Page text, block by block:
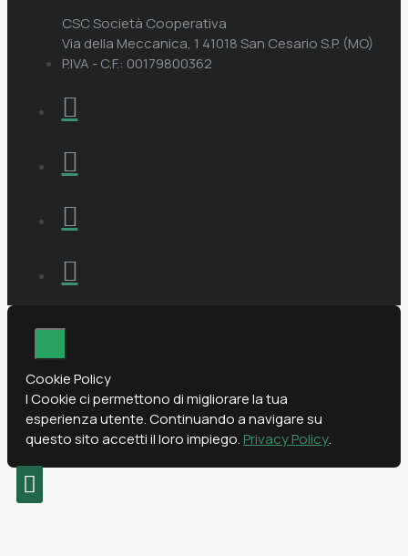
CSC Società Cooperativa
Via della Meccanica, 1 41018 San Cesario S.P. (MO)
P.IVA - C.F.: 00179800362
Cookie Policy
I Cookie ci permettono di migliorare la tua
esperienza utente. Continuando a navigare su
questo sito accetti il loro impiego. Privacy Policy.